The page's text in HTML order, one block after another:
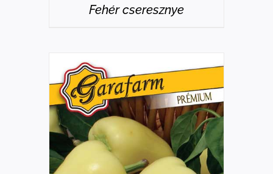
Fehér cseresznye